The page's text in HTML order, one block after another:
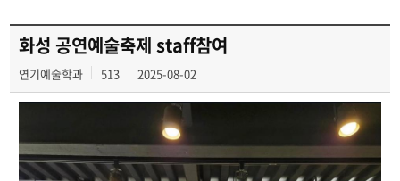
화성 공연예술축제 staff참여
연기예술학과 513 2025-08-02